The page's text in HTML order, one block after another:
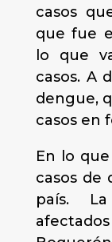
casos
que fue
lo que
casos. A
dengue,
casos en
En lo
casos de
país.
afectados